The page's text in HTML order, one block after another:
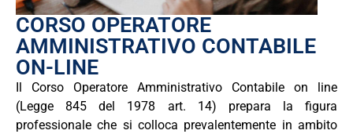
CORSO OPERATORE
AMMINISTRATIVO CONTABILE
ON-LINE
Il Corso Operatore Amministrativo Contabile on line
(Legge 845 del 1978 art. 14) prepara la figura
professionale che si colloca prevalentemente in ambito